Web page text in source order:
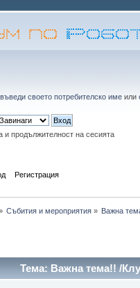
въведи своето потребителско име или
и продължителност на сесията
Регистрация
Събития и мероприятия» Важна
Тема: Важна тема!! /